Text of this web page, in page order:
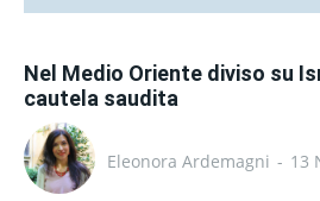
Nel Medio Oriente diviso su
cautela saudita
Eleonora Ardemagni - 13